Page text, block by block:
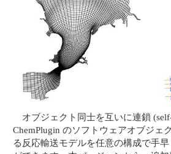
オブジェクト同士を互いに連鎖
ChemPlugin のソフトウェアオブジェ
る反応輸送モデルを任意の構成で手